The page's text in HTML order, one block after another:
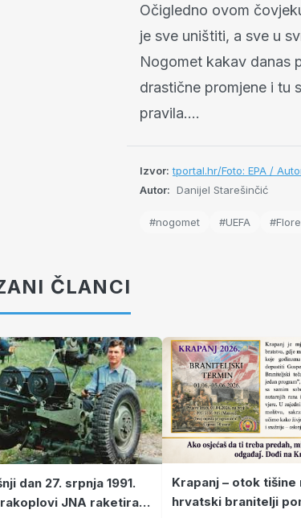
Očigledno ovom
je sve uništiti, a sve u
Nogomet kakav danas
drastične promjene i tu
pravila....
Izvor: tportal.hr/Foto: EPA /
Autor: Danijel Starešinčić
#nogomet #UEFA
ČLANCI
dan 27. srpnja 1991.
JNA raketirali
Krapanj – otok tišine
hrvatski branitelji